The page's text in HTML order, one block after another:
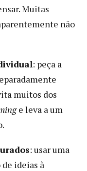
Muitas
não
: peça a
muitos dos
e leva a um
: usar uma
ideias à